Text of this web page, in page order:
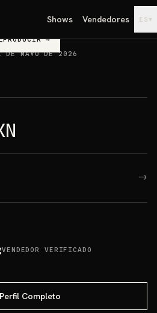
Shows Vendedores ES ▾
→
DE MAYO DE 2026
→
VENDEDOR VERIFICADO
Completo